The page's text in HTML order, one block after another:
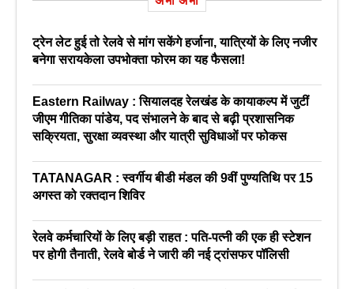
ट्रेन लेट हुई तो रेलवे से मांग सकेंगे हर्जाना, यात्रियों के लिए नजीर
बनेगा सरायकेला उपभोक्ता फोरम का यह फैसला!
Eastern Railway : सियालदह रेलखंड के कायाकल्प में जुटीं
जीएम गीतिका पांडेय, पद संभालने के बाद से बढ़ी प्रशासनिक
सक्रियता, सुरक्षा व्यवस्था और यात्री सुविधाओं पर फोकस
TATANAGAR : स्वर्गीय बीडी मंडल की 9वीं पुण्यतिथि पर 15
अगस्त को रक्तदान शिविर
रेलवे कर्मचारियों के लिए बड़ी राहत : पति-पत्नी की एक ही स्टेशन
पर होगी तैनाती, रेलवे बोर्ड ने जारी की नई ट्रांसफर पॉलिसी